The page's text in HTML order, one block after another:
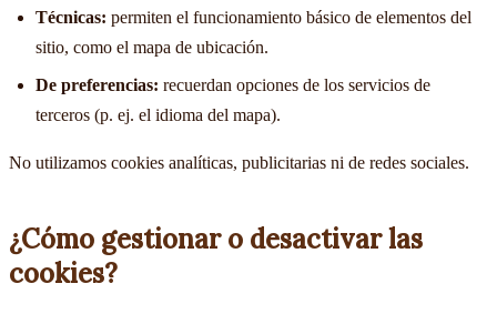
Técnicas: permiten el funcionamiento básico de elementos del
sitio, como el mapa de ubicación.
De preferencias: recuerdan opciones de los servicios de
terceros (p. ej. el idioma del mapa).
No utilizamos cookies analíticas, publicitarias ni de redes sociales.
¿Cómo gestionar o desactivar las
cookies?